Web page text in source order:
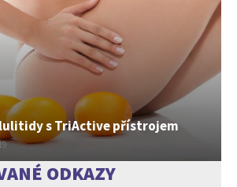
s TriActive přístrojem
ODKAZY